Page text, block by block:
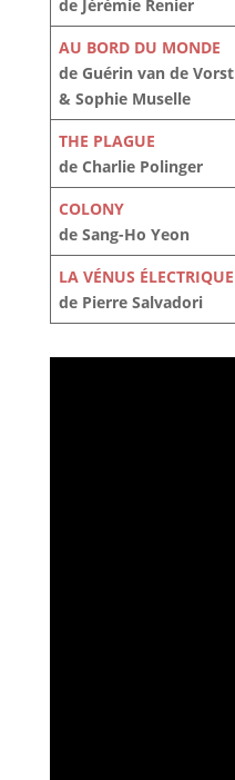
de Jérémie Renier
AU BORD DU MONDE
de Guérin van de Vorst
& Sophie Muselle
THE PLAGUE
de Charlie Polinger
COLONY
de Sang-Ho Yeon
LA VÉNUS ÉLECTRIQUE
de Pierre Salvadori